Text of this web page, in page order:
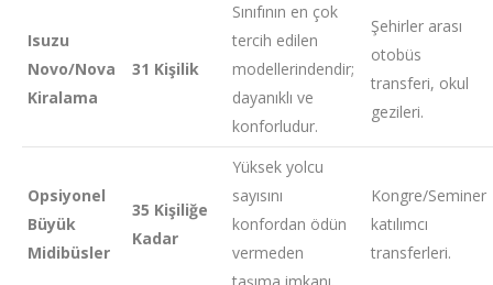
Isuzu
Novo/Nova
Kiralama
31 Kişilik
Sınıfının en çok
tercih edilen
modellerindendir;
dayanıklı ve
konforludur.
Şehirler arası
otobüs
transferi, okul
gezileri.
Opsiyonel
Büyük
Midibüsler
35 Kişiliğe
Kadar
Yüksek yolcu
sayısını
konfordan ödün
vermeden
Kongre/Seminer
katılımcı
transferleri.